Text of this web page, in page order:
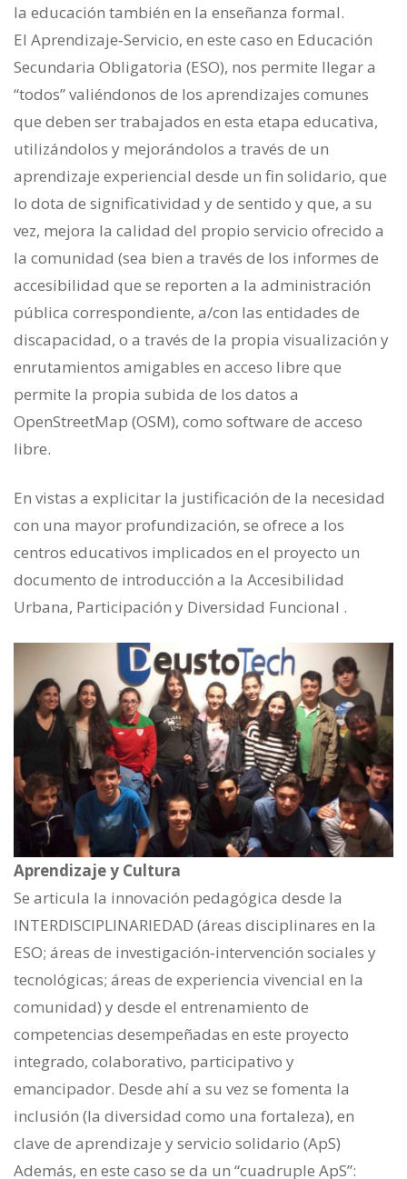
la educación también en la enseñanza formal.
El Aprendizaje‐Servicio, en este caso en Educación
Secundaria Obligatoria (ESO), nos permite llegar a
“todos” valiéndonos de los aprendizajes comunes
que deben ser trabajados en esta etapa educativa,
utilizándolos y mejorándolos a través de un
aprendizaje experiencial desde un fin solidario, que
lo dota de significatividad y de sentido y que, a su
vez, mejora la calidad del propio servicio ofrecido a
la comunidad (sea bien a través de los informes de
accesibilidad que se reporten a la administración
pública correspondiente, a/con las entidades de
discapacidad, o a través de la propia visualización y
enrutamientos amigables en acceso libre que
permite la propia subida de los datos a
OpenStreetMap (OSM), como software de acceso
libre.
En vistas a explicitar la justificación de la necesidad
con una mayor profundización, se ofrece a los
centros educativos implicados en el proyecto un
documento de introducción a la Accesibilidad
Urbana, Participación y Diversidad Funcional .
Aprendizaje y Cultura
Se articula la innovación pedagógica desde la
INTERDISCIPLINARIEDAD (áreas disciplinares en la
ESO; áreas de investigación‐intervención sociales y
tecnológicas; áreas de experiencia vivencial en la
comunidad) y desde el entrenamiento de
competencias desempeñadas en este proyecto
integrado, colaborativo, participativo y
emancipador. Desde ahí a su vez se fomenta la
inclusión (la diversidad como una fortaleza), en
clave de aprendizaje y servicio solidario (ApS)
Además, en este caso se da un “cuadruple ApS”: